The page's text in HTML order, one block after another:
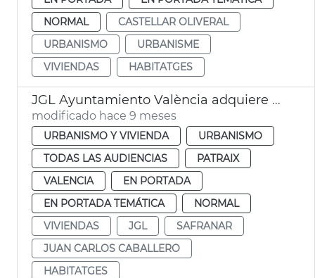
NORMAL
CASTELLAR OLIVERAL
URBANISMO
URBANISME
VIVIENDAS
HABITATGES
JGL Ayuntamiento València adquiere edificio para alquiler asequible
modificado hace 9 meses
URBANISMO Y VIVIENDA
URBANISMO
TODAS LAS AUDIENCIAS
PATRAIX
VALENCIA
EN PORTADA
EN PORTADA TEMÁTICA
NORMAL
VIVIENDAS
JGL
SAFRANAR
JUAN CARLOS CABALLERO
HABITATGES